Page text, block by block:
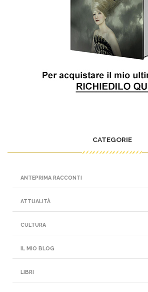
CATEGORIE
ANTEPRIMA RACCONTI
ATTUALITÀ
CULTURA
IL MIO BLOG
LIBRI